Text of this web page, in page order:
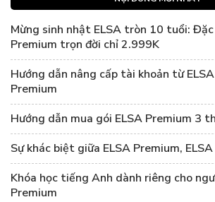
Mừng sinh nhật ELSA tròn 10 tuổi: Đặc
Premium trọn đời chỉ 2.999K
Hướng dẫn nâng cấp tài khoản từ
Premium
Hướng dẫn mua gói ELSA Premium 3
Sự khác biệt giữa ELSA Premium,
Khóa học tiếng Anh dành riêng cho
Premium